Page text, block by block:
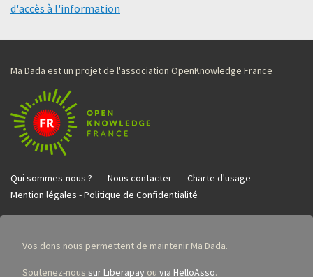
d'accès à l'information
Ma Dada est un projet de l'association OpenKnowledge France
Qui sommes-nous ? Nous contacter
Charte d'usage
Mention légales - Politique de Confidentialité
Vos dons nous permettent de maintenir Ma Dada.
Soutenez-nous sur Liberapay ou via HelloAsso.